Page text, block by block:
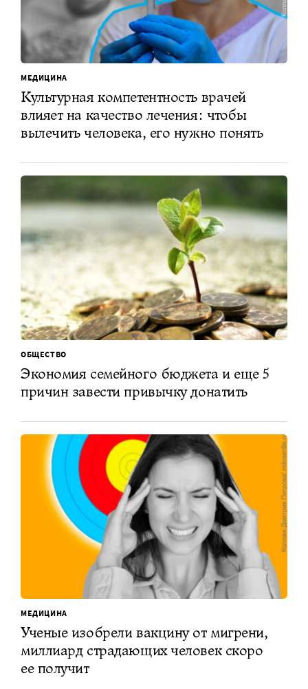
МЕДИЦИНА
Культурная компетентность врачей
влияет на качество лечения: чтобы
вылечить человека, его нужно понять
ОБЩЕСТВО
Экономия семейного бюджета и еще 5
причин завести привычку донатить
МЕДИЦИНА
Ученые изобрели вакцину от мигрени,
миллиард страдающих человек скоро
ее получит